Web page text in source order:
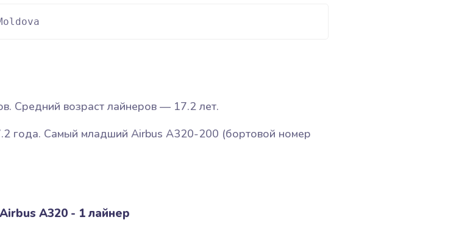
Средний возраст лайнеров — 17.2 лет.
года. Самый младший Airbus A320-200 (бортовой номер
Airbus A320 - 1 лайнер